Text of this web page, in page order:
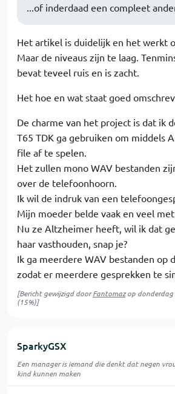
...of inderdaad een compleet
Het artikel is duidelijk en het werkt
Maar de niveaus zijn te laag.
bevat teveel ruis en is zacht.
Het hoe en wat staat goed
De charme van het project is dat ik
T65 TDK ga gebruiken om middels
file af te spelen.
Het zullen mono WAV bestanden
over de telefoonhoorn.
Ik wil de indruk van een
Mijn moeder belde vaak en veel met
Nu ze Altzheimer heeft, wil ik dat
haar vasthouden, snap je?
Ik ga meerdere WAV bestanden op
zodat er meerdere gesprekken te
[Bericht gewijzigd doorFantomazop
(15%)]
SparkyGSX
Een manager is iemand die denkt dat negen
kind kunnen maken